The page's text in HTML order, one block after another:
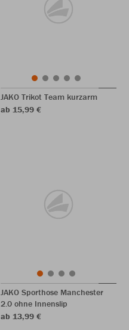
JAKO Trikot Team kurzarm
ab 15,99 €
JAKO Sporthose Manchester
2.0 ohne Innenslip
ab 13,99 €